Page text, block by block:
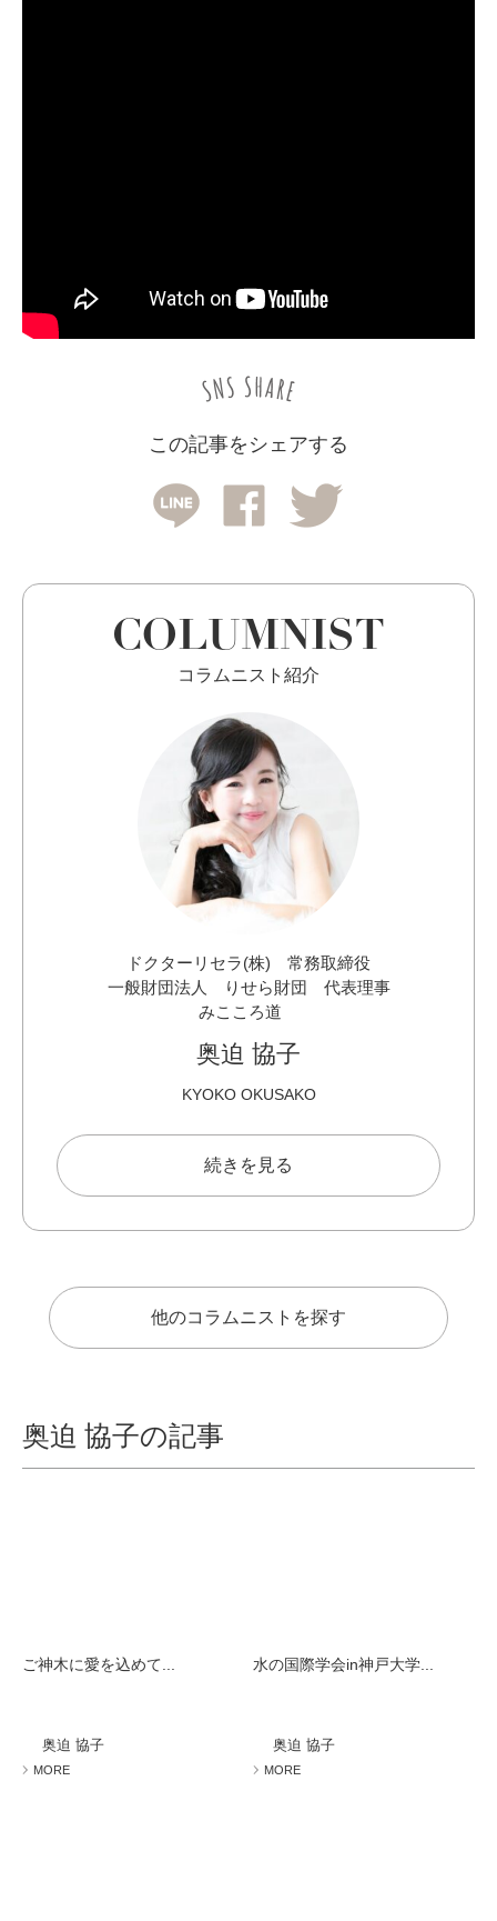
この記事をシェアする
COLUMNIST
コラムニスト紹介
ドクターリセラ(株) 常務取締役
一般財団法人 りせら財団 代表理事
みこころ道
奥迫 協子
KYOKO OKUSAKO
続きを見る
他のコラムニストを探す
奥迫 協子の記事
ご神木に愛を込めて...
奥迫 協子
MORE
水の国際学会in神戸大学...
奥迫 協子
MORE